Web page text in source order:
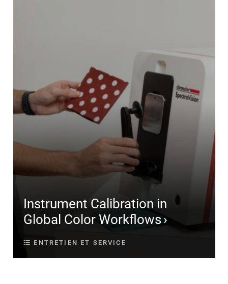
Instrument Calibration in
Global Color Workflows
ENTRETIEN ET SERVICE